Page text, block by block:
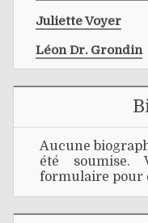
Juliette Voyer
Léon Dr. Grondin
Aucune
été soumise.
formulaire pour